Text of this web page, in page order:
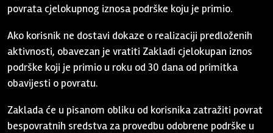
povrata cjelokupnog iznosa podrške koju je primio.
Ako korisnik ne dostavi dokaze o realizaciji predloženih
aktivnosti, obavezan je vratiti Zakladi cjelokupan iznos
podrške koji je primio u roku od 30 dana od primitka
obavijesti o povratu.
Zaklada će u pisanom obliku od korisnika zatražiti povrat
bespovratnih sredstva za provedbu odobrene podrške u